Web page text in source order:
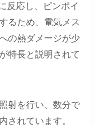
反応し、ピンポイ
るため、電気メス
の熱ダメージが少
特長と説明されて
射を行い、数分で
されています。